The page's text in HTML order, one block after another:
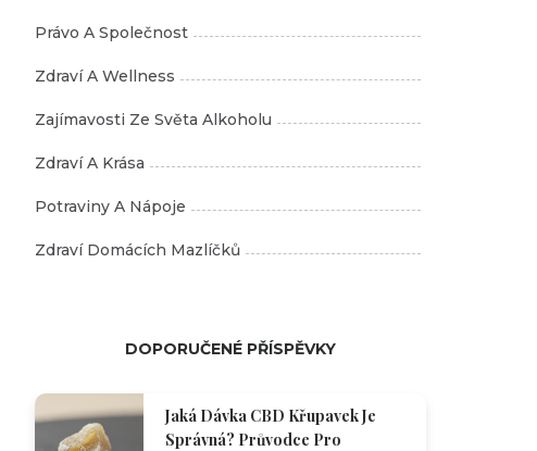
Právo A Společnost
Zdraví A Wellness
Zajímavosti Ze Světa Alkoholu
Zdraví A Krása
Potraviny A Nápoje
Zdraví Domácích Mazlíčků
DOPORUČENÉ PŘÍSPĚVKY
Jaká Dávka CBD Křupavek Je
Správná? Průvodce Pro